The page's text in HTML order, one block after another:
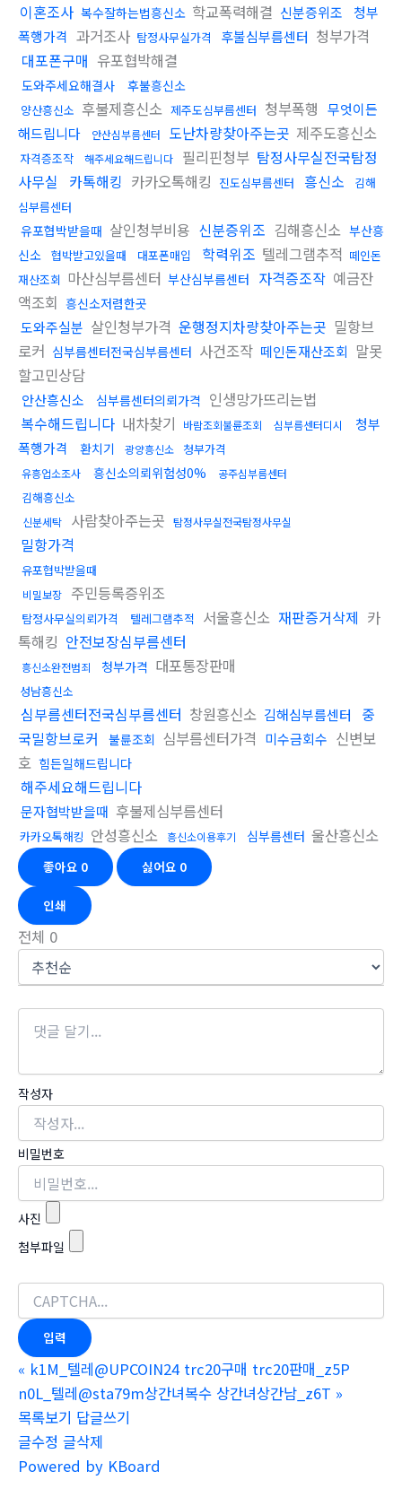
이혼조사 복수잘하는법흥신소 학교폭력해결 신분증위조
청부
폭행가격 과거조사 탐정사무실가격 후불심부름센터 청부가격
대포폰구매 유포협박해결
도와주세요해결사 후불흥신소
양산흥신소 후불제흥신소 제주도심부름센터 청부폭행 무엇이든
해드립니다
안산심부름센터 도난차량찾아주는곳 제주도흥신소
자격증조작 해주세요해드립니다 필리핀청부 탐정사무실전국탐정
사무실
카톡해킹 카카오톡해킹 진도심부름센터 흥신소
김해
심부름센터
유포협박받을때 살인청부비용 신분증위조 김해흥신소 부산흥
신소 협박받고있을때 대포폰매입 학력위조 텔레그램추적 떼인돈
재산조회 마산심부름센터 부산심부름센터 자격증조작 예금잔
액조회 흥신소저렴한곳
도와주실분 살인청부가격 운행정지차량찾아주는곳 밀항브
로커 심부름센터전국심부름센터 사건조작 떼인돈재산조회 말못
할고민상담
안산흥신소 심부름센터의뢰가격 인생망가뜨리는법
복수해드립니다 내차찾기 바람조회불륜조회 심부름센터디시
청부
폭행가격
환치기 광양흥신소 청부가격
유흥업소조사 흥신소의뢰위험성0% 공주심부름센터
김해흥신소
신분세탁 사람찾아주는곳 탐정사무실전국탐정사무실
밀항가격
유포협박받을때
비밀보장 주민등록증위조
탐정사무실의뢰가격 텔레그램추적 서울흥신소 재판증거삭제 카
톡해킹 안전보장심부름센터
흥신소완전범죄 청부가격 대포통장판매
성남흥신소
심부름센터전국심부름센터 창원흥신소 김해심부름센터
중
국밀항브로커
불륜조회 심부름센터가격 미수금회수 신변보
호 힘든일해드립니다
해주세요해드립니다
문자협박받을때 후불제심부름센터
카카오톡해킹 안성흥신소 흥신소이용후기 심부름센터 울산흥신소
좋아요 0 싫어요 0
인쇄
전체 0
작성자
비밀번호
사진
첨부파일
« k1M_텔레@UPCOIN24 trc20구매 trc20판매_z5P
n0L_텔레@sta79m상간녀복수 상간녀상간남_z6T »
목록보기 답글쓰기
글수정 글삭제
Powered by KBoard